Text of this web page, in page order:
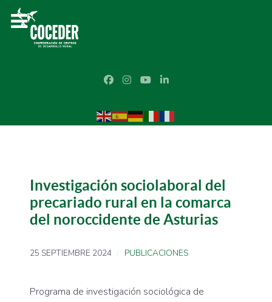
Investigación sociolaboral del
precariado rural en la comarca
del noroccidente de Asturias
25 SEPTIEMBRE 2024 PUBLICACIONES
Programa de investigación sociológica de